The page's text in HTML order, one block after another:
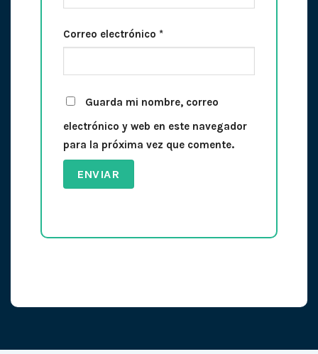
Correo electrónico *
Guarda mi nombre, correo
electrónico y web en este navegador
para la próxima vez que comente.